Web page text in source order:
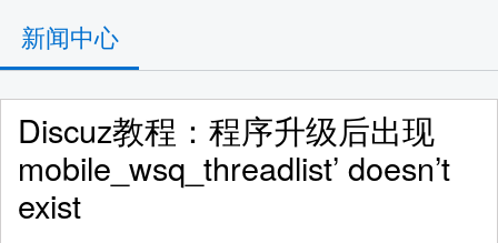
新闻中心
Discuz教程：程序升级后出现
mobile_wsq_threadlist’ doesn’t
exist